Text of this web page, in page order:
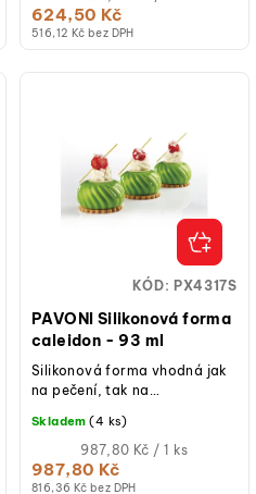
516,12 Kč bez DPH
624,50 Kč
cena:
PAVONI Silikonová forma
caleidon - 93 ml
816,36 Kč bez DPH
987,80 Kč
Měrná
cena:
987,80 Kč / 1 ks
Skladem (4 ks)
Silikonová forma vhodná jak
na pečení, tak na
KÓD:PX4317S